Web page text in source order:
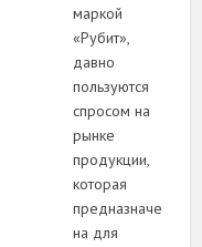
маркой
«Рубит»,
давно
пользуются
спросом на
рынке
продукции,
которая
предназначе
на для